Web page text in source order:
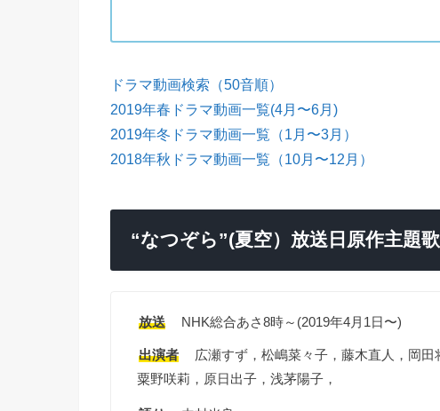
ドラマ動画検索（50音順）
2019年春ドラマ動画一覧(4月〜6月)
2019年冬ドラマ動画一覧（1月〜3月）
2018年秋ドラマ動画一覧（10月〜12月）
“なつぞら”(夏空）放送日原作主題
放送 NHK総合あさ8時～(2019年4月1日〜)
出演者
広瀬すず，松嶋菜々子，藤木直人，岡田
粟野咲莉，原日出子，浅茅陽子，